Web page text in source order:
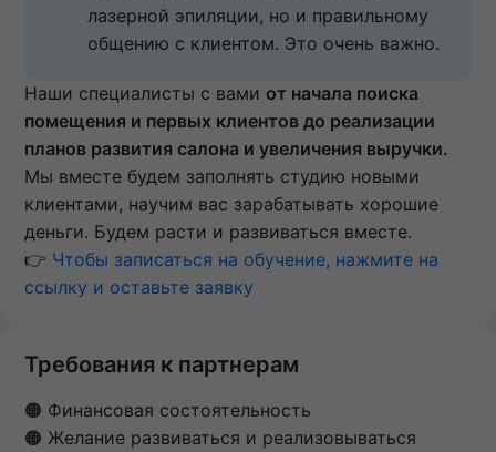
лазерной эпиляции, но и правильному
общению с клиентом. Это очень важно.
Наши специалисты с вами от начала поиска
помещения и первых клиентов до реализации
планов развития салона и увеличения выручки.
Мы вместе будем заполнять студию новыми
клиентами, научим вас зарабатывать хорошие
деньги. Будем расти и развиваться вместе.
👉 Чтобы записаться на обучение, нажмите на
ссылку и оставьте заявку
Требования к партнерам
🟠 Финансовая состоятельность
🟠 Желание развиваться и реализовываться